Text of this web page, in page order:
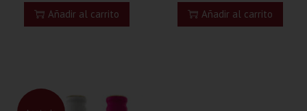
Añadir al carrito Añadir al carrito